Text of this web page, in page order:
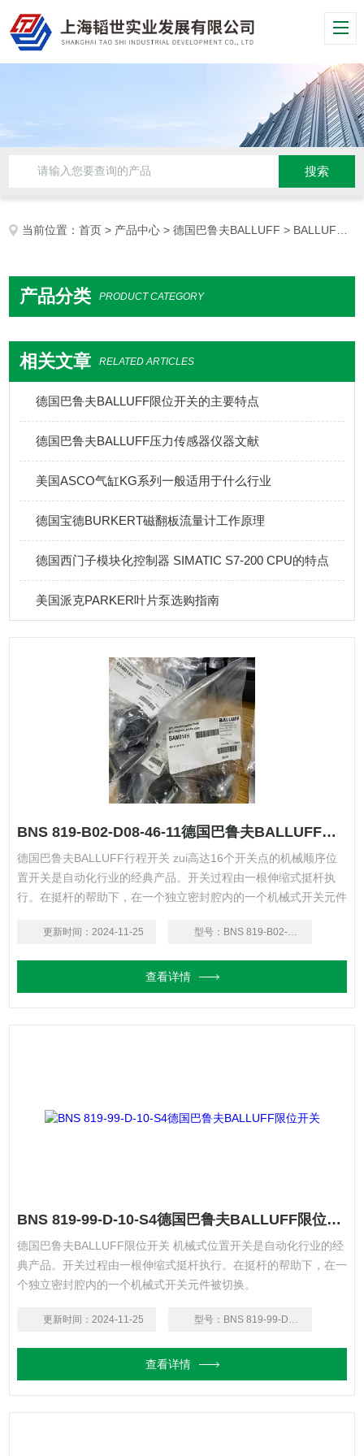
当前位置：首页 > 产品中心 >德国巴鲁夫BALLUFF > BALLUFF开关
产品分类 PRODUCT CATEGORY
相关文章 RELATED ARTICLES
德国巴鲁夫BALLUFF限位开关的主要特点
德国巴鲁夫BALLUFF压力传感器仪器文献
美国ASCO气缸KG系列一般适用于什么行业
德国宝德BURKERT磁翻板流量计工作原理
德国西门子模块化控制器 SIMATIC S7-200 CPU的特点
美国派克PARKER叶片泵选购指南
BNS 819-B02-D08-46-11德国巴鲁夫BALLUFF行程开关
德国巴鲁夫BALLUFF行程开关 zui高达16个开关点的机械顺序位
置开关是自动化行业的经典产品。开关过程由一根伸缩式挺杆执
行。在挺杆的帮助下，在一个独立密封腔内的一个机械式开关元件
的使用寿命。
更新时间： 2024-11-25 型号： BNS 819-B02-D08-46-11
查看详情
BNS 819-99-D-10-S4德国巴鲁夫BALLUFF限位开关
德国巴鲁夫BALLUFF限位开关 机械式位置开关是自动化行业的经
典产品。开关过程由一根伸缩式挺杆执行。在挺杆的帮助下，在一
个独立密封腔内的一个机械式开关元件被切换。
更新时间： 2024-11-25 型号： BNS 819-99-D-10-S4
查看详情